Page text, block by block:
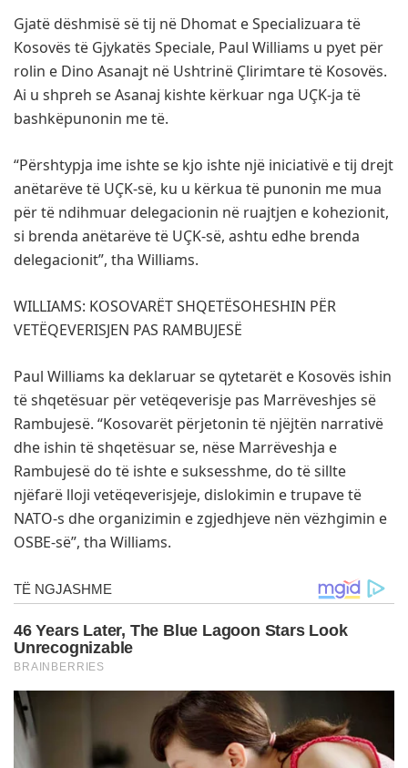
Gjatë dëshmisë së tij në Dhomat e Specializuara të
Kosovës të Gjykatës Speciale, Paul Williams u pyet për
rolin e Dino Asanajt në Ushtrinë Çlirimtare të Kosovës.
Ai u shpreh se Asanaj kishte kërkuar nga UÇK-ja të
bashkëpunonin me të.
“Përshtypja ime ishte se kjo ishte një iniciativë e tij drejt
anëtarëve të UÇK-së, ku u kërkua të punonin me mua
për të ndihmuar delegacionin në ruajtjen e kohezionit,
si brenda anëtarëve të UÇK-së, ashtu edhe brenda
delegacionit”, tha Williams.
WILLIAMS: KOSOVARËT SHQETËSOHESHIN PËR
VETËQEVERISJEN PAS RAMBUJESË
Paul Williams ka deklaruar se qytetarët e Kosovës ishin
të shqetësuar për vetëqeverisje pas Marrëveshjes së
Rambujesë. “Kosovarët përjetonin të njëjtën narrativë
dhe ishin të shqetësuar se, nëse Marrëveshja e
Rambujesë do të ishte e suksesshme, do të sillte
njëfarë lloji vetëqeverisjeje, dislokimin e trupave të
NATO-s dhe organizimin e zgjedhjeve nën vëzhgimin e
OSBE-së”, tha Williams.